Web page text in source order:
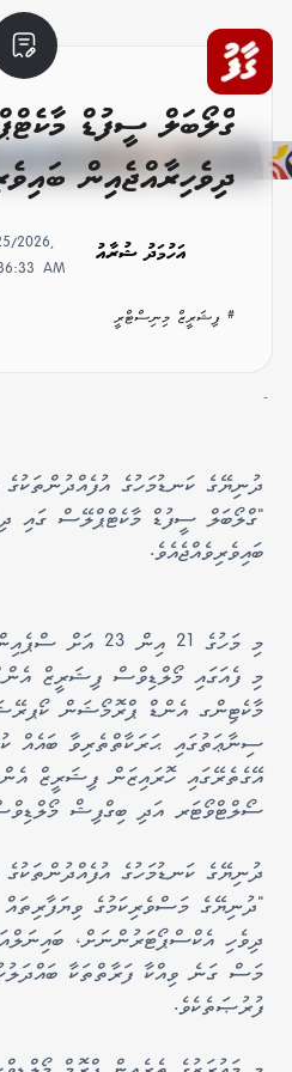
ގްލޯބަލް ސީފުޑް
ދިވެހިރާއްޖެއިން
އަހުމަދު ޝުރާއު
2026,
AM
# ފިޝަރީޒް މިނިސްޓްރީ
-
ދުނިޔޭގެ ކަނޑުމަހުގެ
"ގްލޯބަލް ސީފުޑް މާކެޓްޕްލޭސް ގައި
ބައިވެރިވެއްޖެއެވެ.
މި މަހުގެ 21
މި ފެއަގައި މޯލްޑިވްސް ފިޝަރީޒް
މާކެޓިންގ އެންޑް ޕްރޮމޯޝަން
ސިނާޢަތުގައި ޙަރަކާތްތެރިވާ ބައެއް
އޭގެތެރޭގައި ހޮރައިޒަން ފިޝަރީޒް
ސޯލްޓްވޯޓަރ އަދި ބިގްފިޝް
ދުނިޔޭގެ ކަނޑުމަހުގެ އުފެއްދުންތަކުގެ
"ދުނިޔޭގެ މަސްވެރިކަމުގެ
ދިވެހި އެކްސްޕޯޓަރުންނަށް،
މަސް ގަނެ ވިއްކާ ފަރާތްތަކާ
ފުރުޞަތެކެވެ.